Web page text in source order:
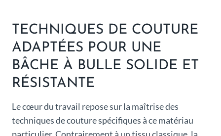
TECHNIQUES DE COUTURE
ADAPTÉES POUR UNE
BÂCHE À BULLE SOLIDE ET
RÉSISTANTE
Le cœur du travail repose sur la maîtrise des
techniques de couture spécifiques à ce matériau